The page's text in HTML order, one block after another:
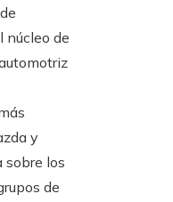
núcleo de
y
sobre los
de